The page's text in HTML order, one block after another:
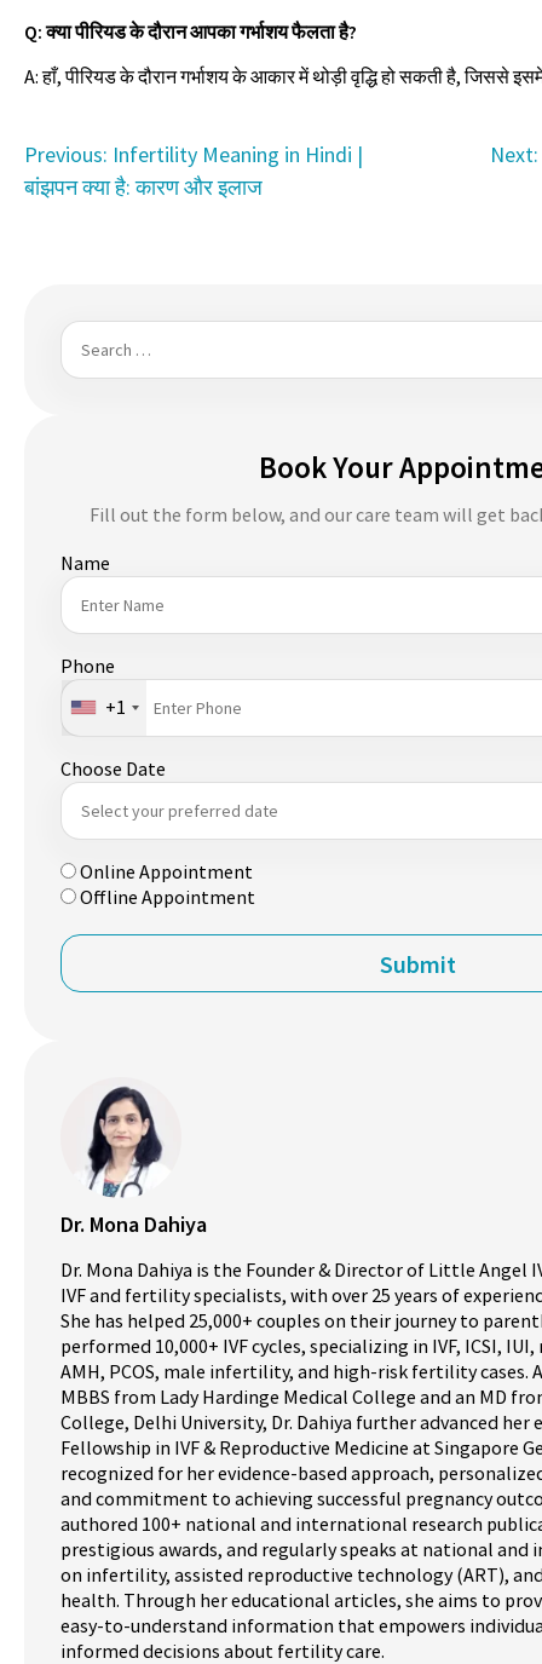
Q: क्या पीरियड के दौरान आपका गर्भाशय फैलता है?
A: हाँ, पीरियड के दौरान गर्भाशय के आकार में थोड़ी वृद्धि हो सकती है, जिससे
Post
navigation
Previous: Infertility Meaning in Hindi |
बांझपन क्या है: कारण और इलाज
Next:
Search
for:
Book Your
Fill out the form below, and our care team will get
Name
Phone
+1
Choose Date
Online Appointment
Offline Appointment
Dr. Mona Dahiya
Dr. Mona Dahiya is the Founder & Director of Little Angel
IVF and fertility specialists, with over 25 years of
She has helped 25,000+ couples on their journey to
performed 10,000+ IVF cycles, specializing in IVF, ICSI,
AMH, PCOS, male infertility, and high-risk fertility cases.
MBBS from Lady Hardinge Medical College and an MD
College, Delhi University, Dr. Dahiya further advanced her
Fellowship in IVF & Reproductive Medicine at Singapore
recognized for her evidence-based approach,
and commitment to achieving successful pregnancy
authored 100+ national and international research
prestigious awards, and regularly speaks at national
on infertility, assisted reproductive technology (ART),
health. Through her educational articles, she aims to
easy-to-understand information that empowers
informed decisions about fertility care.